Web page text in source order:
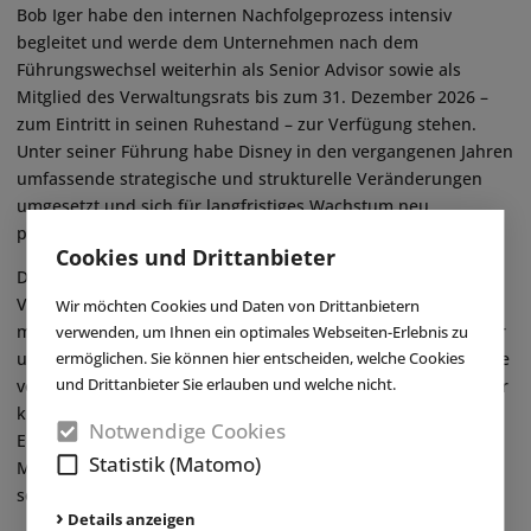
Cookies und Drittanbieter
Wir möchten Cookies und Daten von Drittanbietern
verwenden, um Ihnen ein optimales Webseiten-Erlebnis zu
ermöglichen. Sie können hier entscheiden, welche Cookies
und Drittanbieter Sie erlauben und welche nicht.
Notwendige Cookies
Statistik (Matomo)
Details anzeigen
Bob Iger habe den internen Nachfolgeprozess intensiv
begleitet und werde dem Unternehmen nach dem
Führungswechsel weiterhin als Senior Advisor sowie als
Mitglied des Verwaltungsrats bis zum 31. Dezember 2026 –
zum Eintritt in seinen Ruhestand – zur Verfügung stehen.
Unter seiner Führung habe Disney in den vergangenen Jahren
umfassende strategische und strukturelle Veränderungen
umgesetzt und sich für langfristiges Wachstum neu
positioniert.
Der designierte CEO Josh D’Amaro erklärte: „Ich bin dem
Verwaltungsrat außerordentlich dankbar für das Vertrauen,
mir die Führung eines Unternehmens zu übertragen, das mir
und Millionen Menschen weltweit so viel bedeutet. Die Stärke
von Disney ist seit jeher aus unseren Mitarbeitenden und der
kreativen Exzellenz entstanden, die unsere Geschichten und
Erlebnisse prägt. Ich danke Bob Iger für sein großzügiges
Mentoring, seine Freundschaft und das tiefgreifende Wirken
seiner langjährigen Führungsarbeit.“ ■